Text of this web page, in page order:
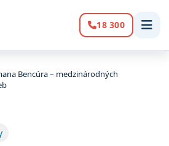
Volanie:
18 300
Bencúra – medzinárodných